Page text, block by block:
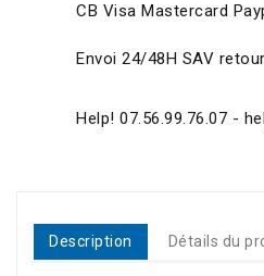
CB Visa Mastercard
Envoi 24/48H SAV
Help! 07.56.99.76.07 -
Description Détails du